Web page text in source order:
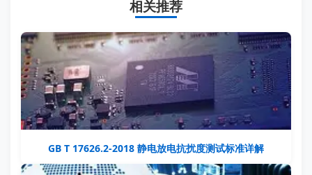
相关推荐
GB T 17626.2-2018 静电放电抗扰度测试标准详解